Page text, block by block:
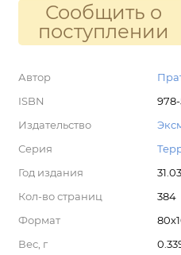
Сообщить о
поступлении
Автор
ISBN
Издательство
Серия
Год издания
Кол-во страниц
384
Формат
Вес, г